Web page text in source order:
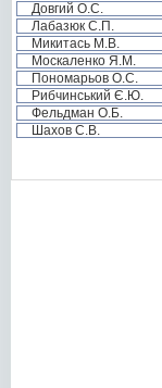
Довгий О.С.
Лабазюк С.П.
Микитась М.В.
Москаленко Я.М.
Пономарьов О.С.
Рибчинський Є.Ю.
Фельдман О.Б.
Шахов С.В.